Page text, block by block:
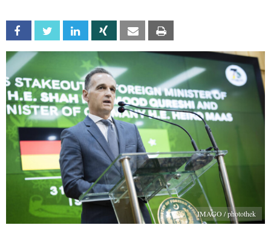
Facebook Twitter Linkedin Xing Email
IMAGO / photothek